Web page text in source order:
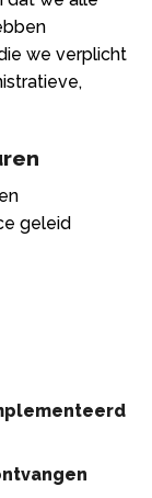
we verplicht
geleid